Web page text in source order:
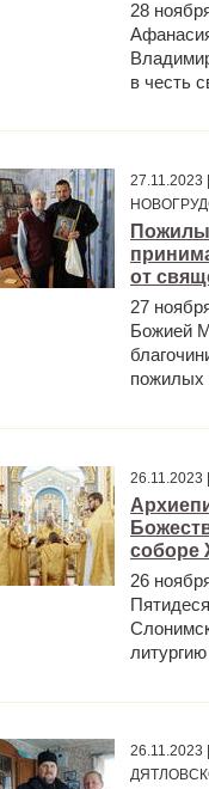
28
в честь
от
27
Божией
пожилых
соборе
26